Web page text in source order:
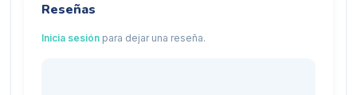
Reseñas
Inicia sesión para dejar una reseña.